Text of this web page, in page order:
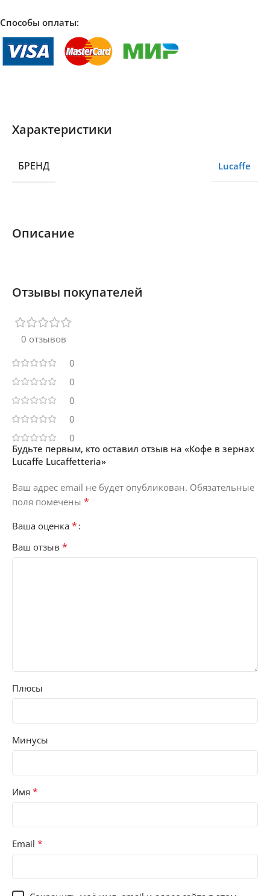
Способы оплаты:
Описание
Характеристики
БРЕНД Lucaffe
Отзывы покупателей
0 отзывов
0
0
0
0
0
Будьте первым, кто оставил отзыв на «Кофе в зернах
Lucaffe Lucaffetteria»
Ваш адрес email не будет опубликован. Обязательные
поля помечены *
Ваша оценка *
Ваш отзыв *
Плюсы
Минусы
Имя *
Email *